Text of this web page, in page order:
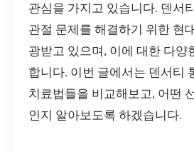
관심을 가지고 있습니다. 덴서
관절 문제를 해결하기 위한 현
광받고 있으며, 이에 대한 다양
합니다. 이번 글에서는 덴서티
치료법들을 비교해보고, 어떤
인지 알아보도록 하겠습니다.